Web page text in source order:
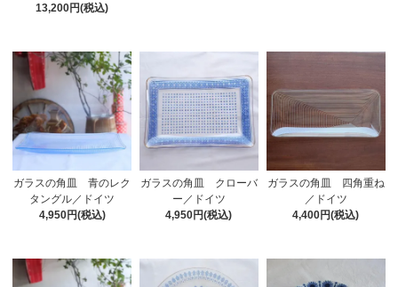
13,200円(税込)
ガラスの角皿 青のレク
タングル／ドイツ
4,950円(税込)
ガラスの角皿 クローバ
ー／ドイツ
4,950円(税込)
ガラスの角皿 四角重ね
／ドイツ
4,400円(税込)